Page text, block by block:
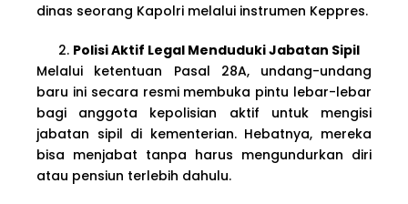
dinas seorang Kapolri melalui instrumen Keppres.
Polisi Aktif Legal Menduduki Jabatan Sipil
Melalui ketentuan Pasal 28A, undang-undang
baru ini secara resmi membuka pintu lebar-lebar
bagi anggota kepolisian aktif untuk mengisi
jabatan sipil di kementerian. Hebatnya, mereka
bisa menjabat tanpa harus mengundurkan diri
atau pensiun terlebih dahulu.